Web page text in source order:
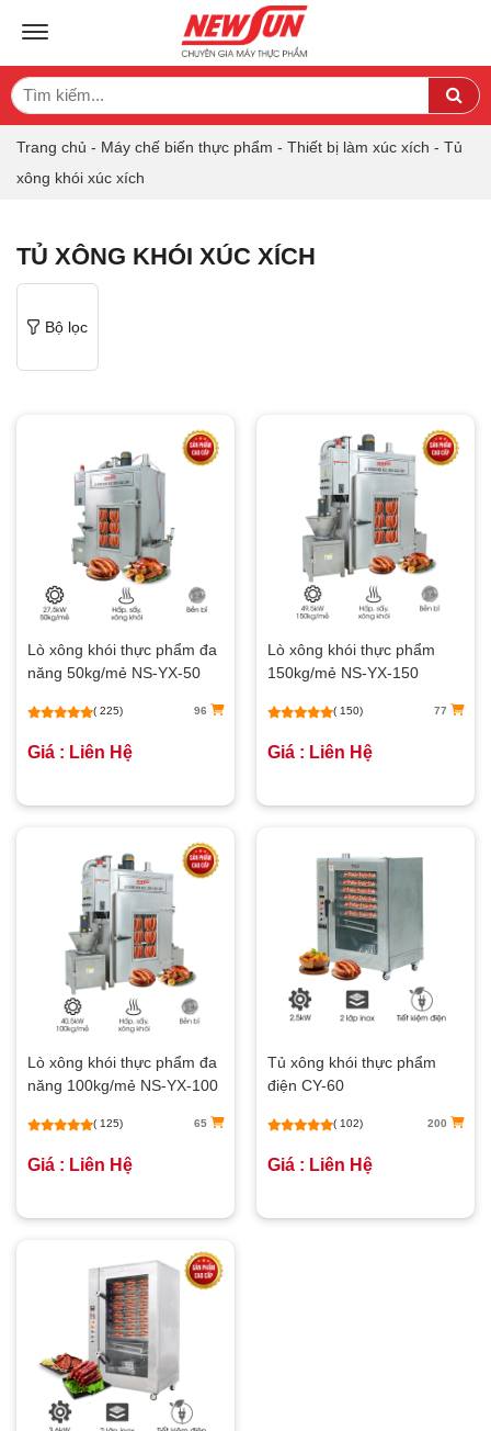
TOGGLE NAVIGATION
Search
for:
Trang chủ - Máy chế biến thực phẩm - Thiết bị làm xúc xích - Tủ
xông khói xúc xích
TỦ XÔNG KHÓI XÚC XÍCH
Bộ lọc
Lò xông khói thực phẩm đa
năng 50kg/mẻ NS-YX-50
( 225) 96
Giá : Liên Hệ
Lò xông khói thực phẩm
150kg/mẻ NS-YX-150
( 150) 77
Giá : Liên Hệ
Lò xông khói thực phẩm đa
năng 100kg/mẻ NS-YX-100
( 125) 65
Giá : Liên Hệ
Tủ xông khói thực phẩm
điện CY-60
( 102) 200
Giá : Liên Hệ